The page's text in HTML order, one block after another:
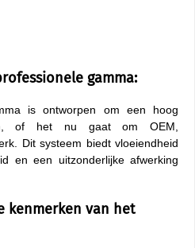
gamma:
is ontworpen om een hoog
of het nu gaat om OEM,
Dit systeem biedt vloeiendheid
en een uitzonderlijke afwerking
kenmerken van het